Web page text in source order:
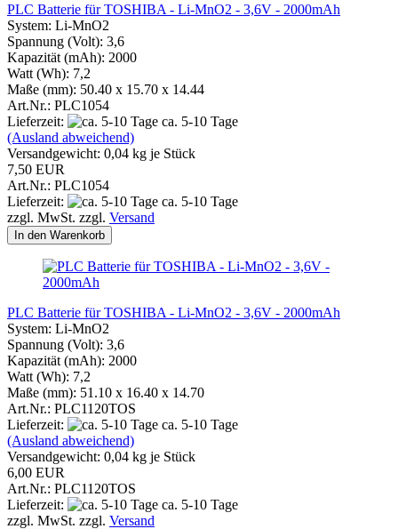
PLC Batterie für TOSHIBA - Li-MnO2 - 3,6V - 2000mAh
System: Li-MnO2
Spannung (Volt): 3,6
Kapazität (mAh): 2000
Watt (Wh): 7,2
Maße (mm): 50.40 x 15.70 x 14.44
Art.Nr.: PLC1054
Lieferzeit:
ca. 5-10 Tage
(Ausland abweichend)
Versandgewicht: 0,04 kg je Stück
7,50 EUR
Art.Nr.: PLC1054
Lieferzeit:
ca. 5-10 Tage
zzgl. MwSt. zzgl. Versand
In den Warenkorb
PLC Batterie für TOSHIBA - Li-MnO2 - 3,6V - 2000mAh
System: Li-MnO2
Spannung (Volt): 3,6
Kapazität (mAh): 2000
Watt (Wh): 7,2
Maße (mm): 51.10 x 16.40 x 14.70
Art.Nr.: PLC1120TOS
Lieferzeit:
ca. 5-10 Tage
(Ausland abweichend)
Versandgewicht: 0,04 kg je Stück
6,00 EUR
Art.Nr.: PLC1120TOS
Lieferzeit:
ca. 5-10 Tage
zzgl. MwSt. zzgl. Versand